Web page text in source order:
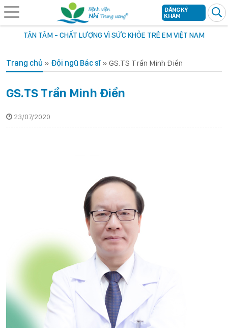
TẬN TÂM - CHẤT LƯỢNG VÌ SỨC KHỎE TRẺ EM VIỆT NAM
ĐĂNG KÝ
KHÁM
Trang chủ » Đội ngũ Bác sĩ » GS.TS Trần Minh Điển
GS.TS Trần Minh Điển
23/07/2020